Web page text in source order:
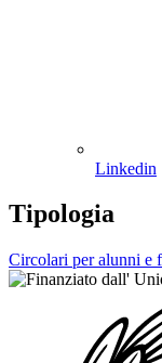
Linkedin
Tipologia
Circolari per alunni e